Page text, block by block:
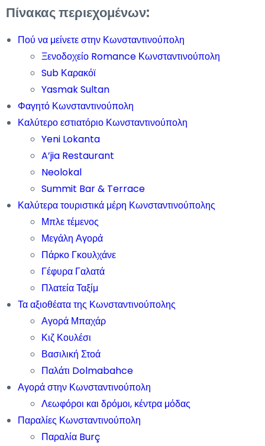
Πίνακας περιεχομένων:
Πού να μείνετε στην Κωνσταντινούπολη
Ξενοδοχείο Romance Κωνσταντινούπολη
Sub Καρακόϊ
Yasmak Sultan
Φαγητό Κωνσταντινούπολη
Καλύτερο εστιατόριο Κωνσταντινούπολη
Yeni Lokanta
A’jia Restaurant
Neolokal
Summit Bar & Terrace
Καλύτερα τουριστικά μέρη Κωνσταντινούπολης
Μπλε τέμενος
Μεγάλη Αγορά
Πάρκο Γκουλχάνε
Γέφυρα Γαλατά
Πλατεία Ταξίμ
Τα αξιοθέατα της Κωνσταντινούπολης
Αγορά Μπαχάρ
Κιζ Κουλέσι
Βασιλική Στοά
Παλάτι Dolmabahce
Αγορά στην Κωνσταντινούπολη
Λεωφόροι και δρόμοι, κέντρα μόδας
Παραλίες Κωνσταντινούπολη
Παραλία Burç